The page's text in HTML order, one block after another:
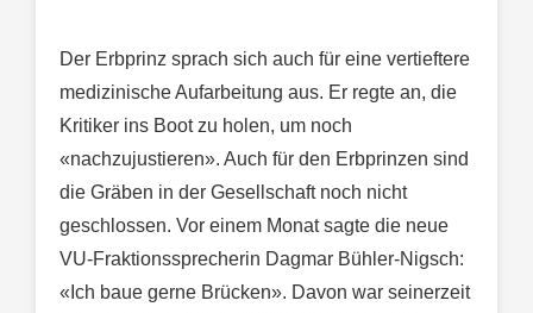
Der Erbprinz sprach sich auch für eine vertieftere
medizinische Aufarbeitung aus. Er regte an, die
Kritiker ins Boot zu holen, um noch
«nachzujustieren». Auch für den Erbprinzen sind
die Gräben in der Gesellschaft noch nicht
geschlossen. Vor einem Monat sagte die neue
VU-Fraktionssprecherin Dagmar Bühler-Nigsch:
«Ich baue gerne Brücken». Davon war seinerzeit